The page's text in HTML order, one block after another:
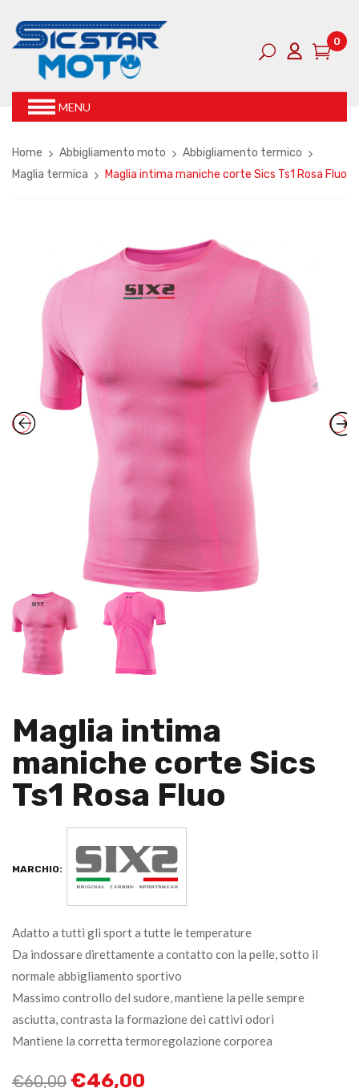
0
MENU
Home Abbigliamento moto
Abbigliamento termico
Maglia termica
Maglia intima maniche corte Sics Ts1 Rosa Fluo
Maglia intima
maniche corte Sics
Ts1 Rosa Fluo
MARCHIO:
Adatto a tutti gli sport a tutte le temperature
Da indossare direttamente a contatto con la pelle, sotto il
normale abbigliamento sportivo
Massimo controllo del sudore, mantiene la pelle sempre
asciutta, contrasta la formazione dei cattivi odori
Mantiene la corretta termoregolazione corporea
€60,00 €46,00